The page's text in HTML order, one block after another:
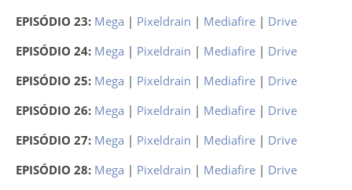
EPISÓDIO 23: Mega | Pixeldrain | Mediafire | Drive
EPISÓDIO 24: Mega | Pixeldrain | Mediafire | Drive
EPISÓDIO 25: Mega | Pixeldrain | Mediafire | Drive
EPISÓDIO 26: Mega | Pixeldrain | Mediafire | Drive
EPISÓDIO 27: Mega | Pixeldrain | Mediafire | Drive
EPISÓDIO 28: Mega | Pixeldrain | Mediafire | Drive